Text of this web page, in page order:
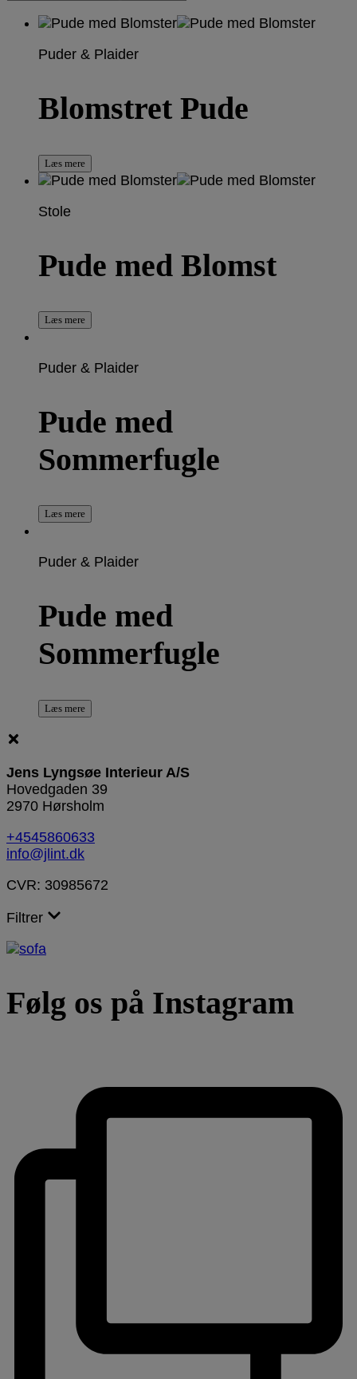
Puder & Plaider
Blomstret Pude
Læs mere
Stole
Pude med Blomst
Læs mere
Puder & Plaider
Pude med
Sommerfugle
Læs mere
Puder & Plaider
Pude med
Sommerfugle
Læs mere
Jens Lyngsøe Interieur A/S
Hovedgaden 39
2970 Hørsholm
+4545860633
info@jlint.dk
CVR: 30985672
Filtrer
Følg os på Instagram